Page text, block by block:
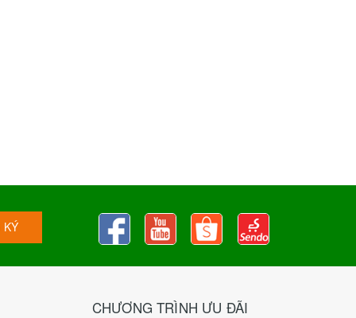
KÝ
CHƯƠNG TRÌNH ƯU ĐÃI